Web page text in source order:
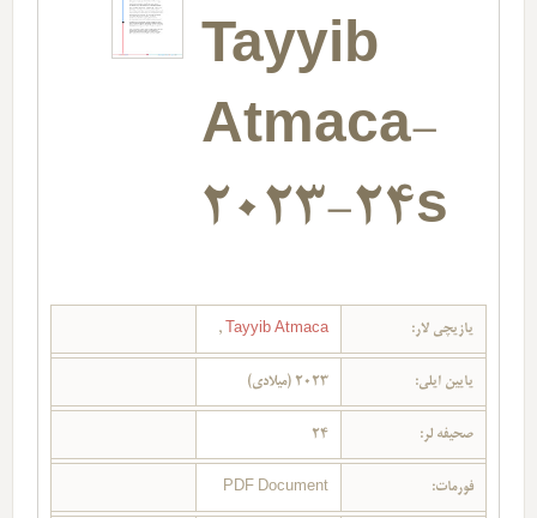
Tayyib
Atmaca-
2023-24s
یازیچی لار: Tayyib Atmaca
,
یایین ایلی: 2023 (میلادی)
صحیفه لر: 24
فورمات: PDF Document